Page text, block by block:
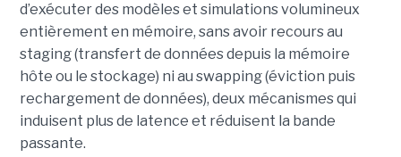
d’exécuter des modèles et simulations volumineux
entièrement en mémoire, sans avoir recours au
staging (transfert de données depuis la mémoire
hôte ou le stockage) ni au swapping (éviction puis
rechargement de données), deux mécanismes qui
induisent plus de latence et réduisent la bande
passante.